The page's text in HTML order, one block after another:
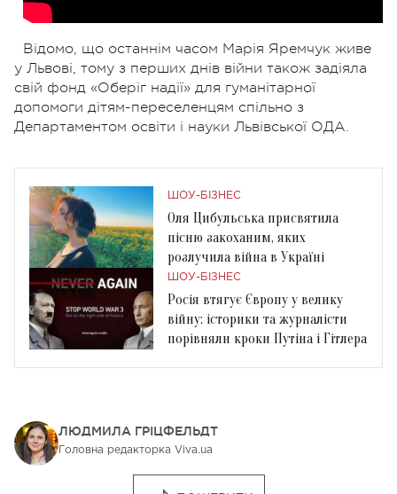
Відомо, що останнім часом Марія Яремчук живе
у Львові, тому з перших днів війни також задіяла
свій фонд «Оберіг надії» для гуманітарної
допомоги дітям-переселенцям спільно з
Департаментом освіти і науки Львівської ОДА.
ШОУ-БІЗНЕС
Оля Цибульська присвятила
пісню закоханим, яких
розлучила війна в Україні
ШОУ-БІЗНЕС
Росія втягує Європу у велику
війну: історики та журналісти
порівняли кроки Путіна і Гітлера
ЛЮДМИЛА ГРІЦФЕЛЬДТ
Головна редакторка Viva.ua